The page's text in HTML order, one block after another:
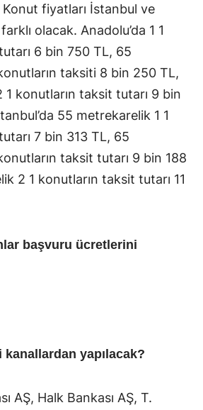
Konut fiyatları İstanbul ve
olacak. Anadolu’da 1 1
6 bin 750 TL, 65
taksiti 8 bin 250 TL,
konutların taksit tutarı 9 bin
55 metrekarelik 1 1
7 bin 313 TL, 65
taksit tutarı 9 bin 188
2 1 konutların taksit tutarı 11
başvuru ücretlerini
yapılacak?
AŞ, Halk Bankası AŞ, T.